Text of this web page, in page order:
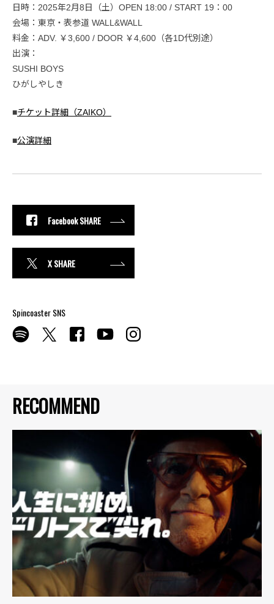
RECOMMEND
日時：2025年2月8日（土）OPEN 18:00 / START 19：00
会場：東京・表参道 WALL&WALL
料金：ADV. ￥3,600 / DOOR ￥4,600（各1D代別途）
出演：
SUSHI BOYS
ひがしやしき
■チケット詳細（ZAIKO）
■公演詳細
Facebook SHARE
X SHARE
Spincoaster SNS